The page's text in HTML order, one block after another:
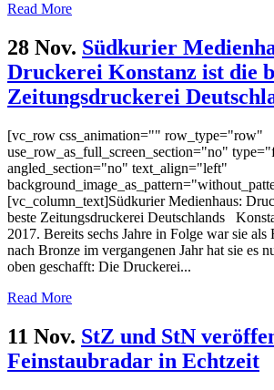
Read More
28 Nov. Südkurier
Druckerei Konstanz ist die
Zeitungsdruckerei
[vc_row css_animation="" row_type="row"
use_row_as_full_screen_section="no"
angled_section="no" text_align="left"
[vc_column_text]Südkurier Medienhaus:
beste Zeitungsdruckerei Deutschlands
2017. Bereits sechs Jahre in Folge war sie
nach Bronze im vergangenen Jahr hat sie es
oben geschafft: Die Druckerei...
Read More
11 Nov. StZ und StN
Feinstaubradar in Echtzeit